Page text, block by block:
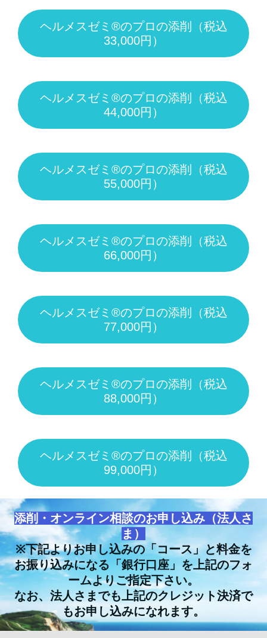
ヘルメスゼミ®のプロの添削（税込
33,000円）
ヘルメスゼミ®のプロの添削（税込
44,000円）
ヘルメスゼミ®のプロの添削（税込
55,000円）
ヘルメスゼミ®のプロの添削（税込
66,000円）
ヘルメスゼミ®のプロの添削（税込
77,000円）
ヘルメスゼミ®のプロの添削（税込
88,000円）
ヘルメスゼミ®のプロの添削（税込
99,000円）
添削・オンライン相談のお申し込み（法人さ
ま）
※下記よりお申し込みの「コース」と料金を
お振り込みになる「銀行口座」を上記のフォ
ームよりご指定下さい。
なお、法人さまでも上記のクレジット決済で
もお申し込みになれます。